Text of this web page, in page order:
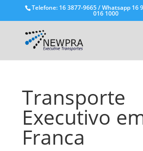
Telefone: 16 3877-9665 / Whatsapp 16
016 1000
Transporte
Executivo
Franca